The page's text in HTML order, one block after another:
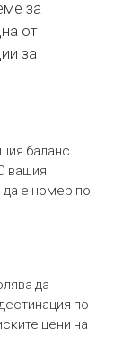
за
от
за
баланс
вашия
е номер по
да
по
цени на